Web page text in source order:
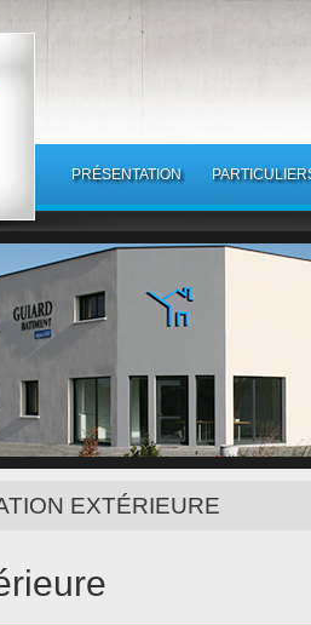
PRÉSENTATION
EXTÉRIEURE